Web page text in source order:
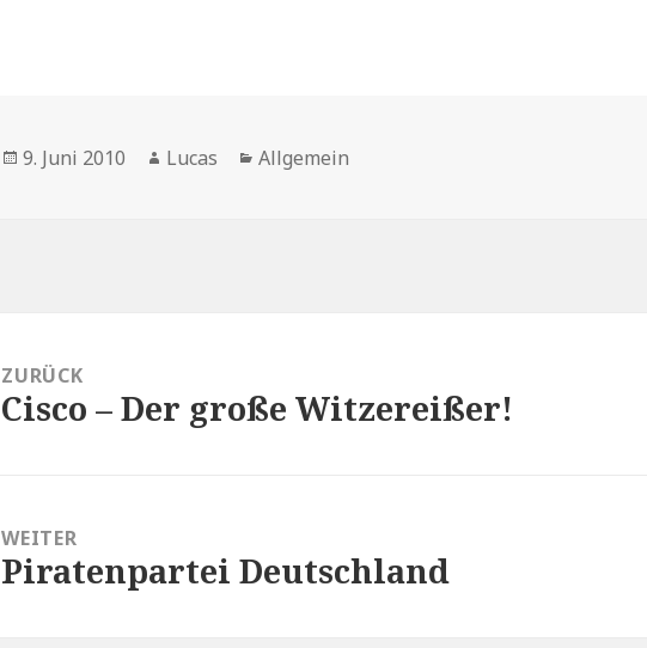
Veröffentlicht
9. Juni 2010 Autor
Lucas Kategorien
Allgemein
ZURÜCK
Vorheriger
Cisco – Der große Witzereißer!
WEITER
Nächster
Piratenpartei Deutschland